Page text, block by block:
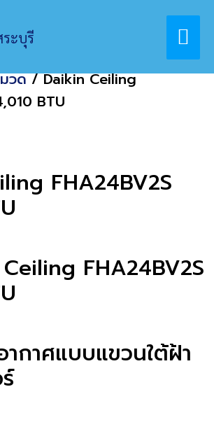
24,010 BTU
วด/ Daikin Ceiling
BTU
FHA24BV2S
FHA24BV2S
ากาศแบบแขวนใต้ฝ้า